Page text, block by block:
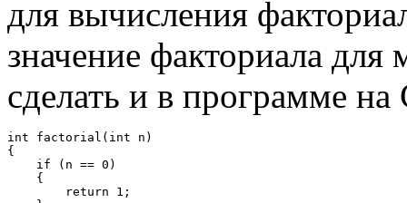
для вычисления
значение факториала
сделать и в программе на
int factorial(int n)
{
    if (n == 0)
    {
        return 1;